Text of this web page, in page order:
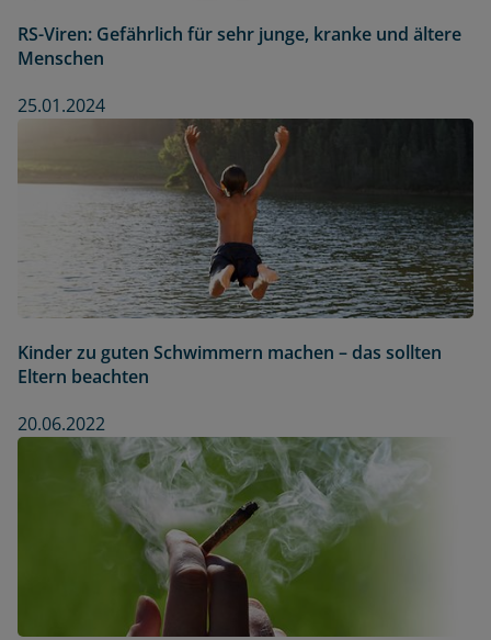
RS-Viren: Gefährlich für sehr junge, kranke und ältere
Menschen
25.01.2024
Kinder zu guten Schwimmern machen – das sollten
Eltern beachten
20.06.2022